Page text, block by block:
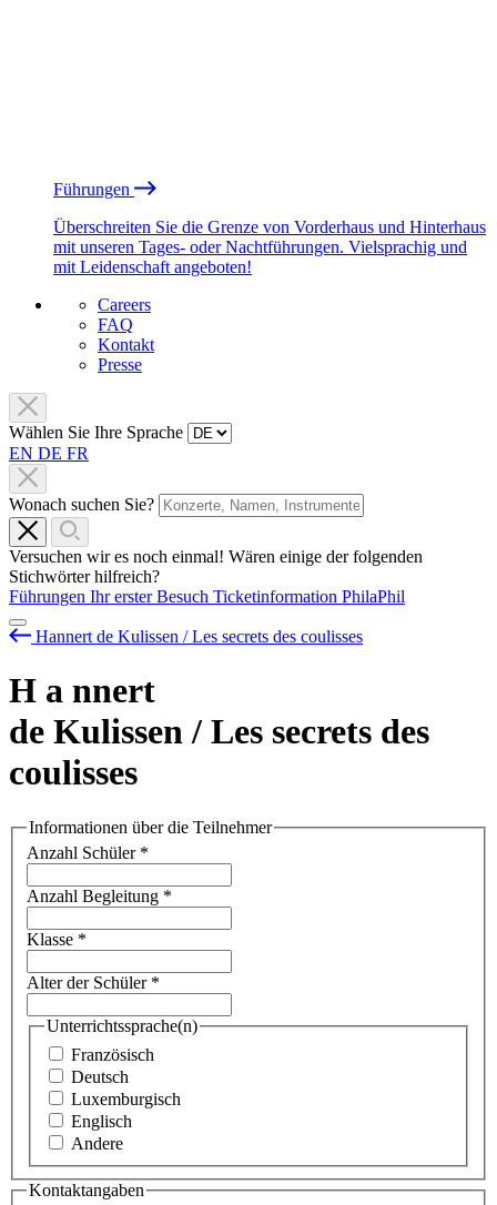
Führungen
Überschreiten Sie die Grenze von Vorderhaus und Hinterhaus
mit unseren Tages- oder Nachtführungen. Vielsprachig und
mit Leidenschaft angeboten!
Careers
FAQ
Kontakt
Presse
Wählen Sie Ihre Sprache
EN DE FR
Wonach suchen Sie?
Versuchen wir es noch einmal! Wären einige der folgenden
Stichwörter hilfreich?
Führungen Ihr erster Besuch Ticketinformation PhilaPhil
Hannert de Kulissen / Les secrets des coulisses
H a nnert
de Kulissen / Les secrets des
coulisses
Informationen über die Teilnehmer
Anzahl Schüler *
Anzahl Begleitung *
Klasse *
Alter der Schüler *
Unterrichtssprache(n)
Französisch
Deutsch
Luxemburgisch
Englisch
Andere
Kontaktangaben